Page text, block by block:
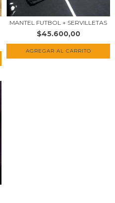
MANTEL FUTBOL + SERVILLETAS
$45.600,00
AGREGAR AL CARRITO